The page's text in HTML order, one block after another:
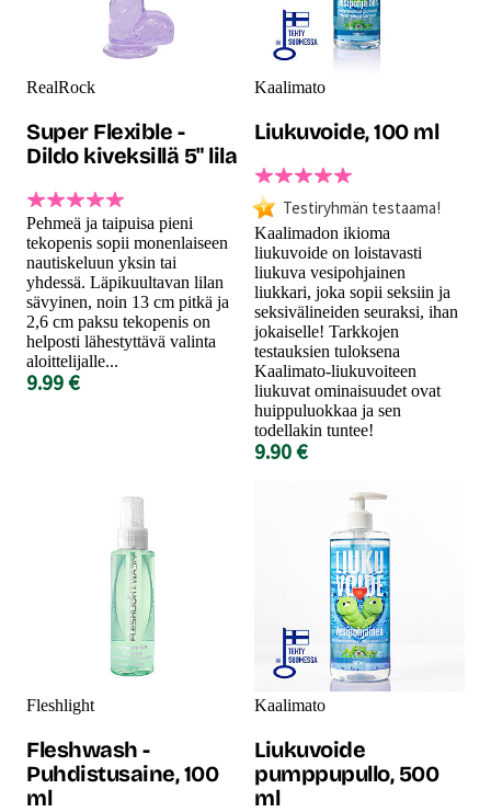
RealRock
Super Flexible -
Dildo kiveksillä 5" lila
Pehmeä ja taipuisa pieni
tekopenis sopii monenlaiseen
nautiskeluun yksin tai
yhdessä. Läpikuultavan lilan
sävyinen, noin 13 cm pitkä ja
2,6 cm paksu tekopenis on
helposti lähestyttävä valinta
aloittelijalle...
9.99 €
Kaalimato
Liukuvoide, 100 ml
Testiryhmän testaama!
Kaalimadon ikioma
liukuvoide on loistavasti
liukuva vesipohjainen
liukkari, joka sopii seksiin ja
seksivälineiden seuraksi, ihan
jokaiselle! Tarkkojen
testauksien tuloksena
Kaalimato-liukuvoiteen
liukuvat ominaisuudet ovat
huippuluokkaa ja sen
todellakin tuntee!
9.90 €
Fleshlight
Fleshwash -
Puhdistusaine, 100
ml
Kaalimato
Liukuvoide
pumppupullo, 500
ml